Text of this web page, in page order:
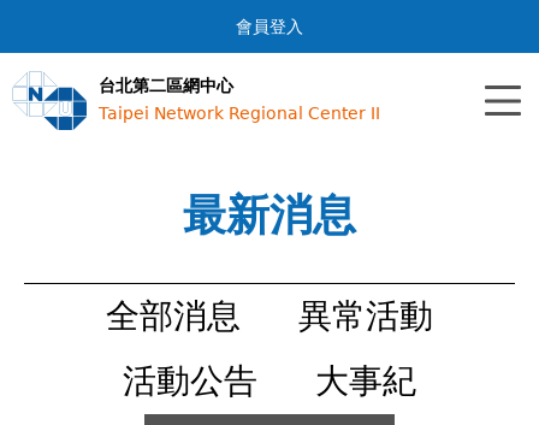
Jump to navigation
會員登入
台北第二區網中心
Taipei Network Regional Center II
最新消息
全部消息
異常活動
活動公告
大事紀